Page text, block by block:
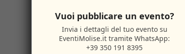
Vuoi pubblicare un evento?
Invia i dettagli del tuo evento su
EventiMolise.it tramite WhatsApp:
+39 350 191 8395